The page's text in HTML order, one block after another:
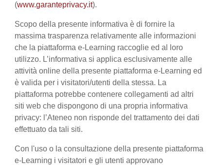
(www.garanteprivacy.it).
Scopo della presente informativa è di fornire la
massima trasparenza relativamente alle informazioni
che la piattaforma e-Learning raccoglie ed al loro
utilizzo. L’informativa si applica esclusivamente alle
attività online della presente piattaforma e-Learning ed
è valida per i visitatori/utenti della stessa. La
piattaforma potrebbe contenere collegamenti ad altri
siti web che dispongono di una propria informativa
privacy: l’Ateneo non risponde del trattamento dei dati
effettuato da tali siti.
Con l'uso o la consultazione della presente piattaforma
e-Learning i visitatori e gli utenti approvano